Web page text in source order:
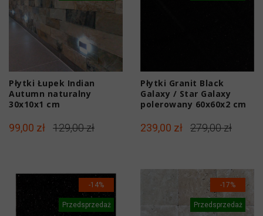
Płytki Łupek Indian
Autumn naturalny
30x10x1 cm
99,00 zł 129,00 zł
Płytki Granit Black
Galaxy / Star Galaxy
polerowany 60x60x2 cm
239,00 zł 279,00 zł
-14%
Przedsprzedaż
-17%
Przedsprzedaż